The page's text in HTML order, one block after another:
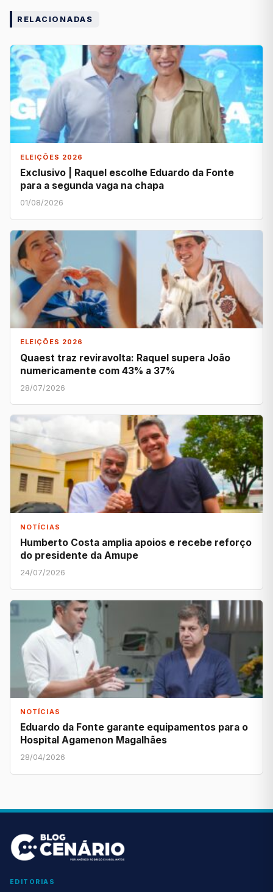
RELACIONADAS
ELEIÇÕES 2026
Exclusivo | Raquel escolhe Eduardo da Fonte
para a segunda vaga na chapa
01/08/2026
ELEIÇÕES 2026
Quaest traz reviravolta: Raquel supera João
numericamente com 43% a 37%
28/07/2026
NOTÍCIAS
Humberto Costa amplia apoios e recebe reforço
do presidente da Amupe
24/07/2026
NOTÍCIAS
Eduardo da Fonte garante equipamentos para o
Hospital Agamenon Magalhães
28/04/2026
EDITORIAS